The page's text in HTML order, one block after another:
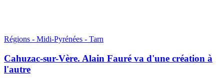
Régions - Midi-Pyrénées - Tarn
Cahuzac-sur-Vère. Alain Fauré va d'une création à
l'autre